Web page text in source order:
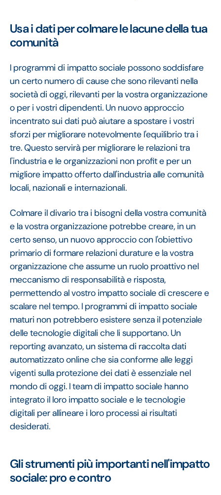
Usa i dati per colmare le lacune della tua
comunità
I programmi di impatto sociale possono soddisfare
un certo numero di cause che sono rilevanti nella
società di oggi, rilevanti per la vostra organizzazione
o per i vostri dipendenti. Un nuovo approccio
incentrato sui dati può aiutare a spostare i vostri
sforzi per migliorare notevolmente l'equilibrio tra i
tre. Questo servirà per migliorare le relazioni tra
l'industria e le organizzazioni non profit e per un
migliore impatto offerto dall'industria alle comunità
locali, nazionali e internazionali.
Colmare il divario tra i bisogni della vostra comunità
e la vostra organizzazione potrebbe creare, in un
certo senso, un nuovo approccio con l'obiettivo
primario di formare relazioni durature e la vostra
organizzazione che assume un ruolo proattivo nel
meccanismo di responsabilità e risposta,
permettendo al vostro impatto sociale di crescere e
scalare nel tempo. I programmi di impatto sociale
maturi non potrebbero esistere senza il potenziale
delle tecnologie digitali che li supportano. Un
reporting avanzato, un sistema di raccolta dati
automatizzato online che sia conforme alle leggi
vigenti sulla protezione dei dati è essenziale nel
mondo di oggi. I team di impatto sociale hanno
integrato il loro impatto sociale e le tecnologie
digitali per allineare i loro processi ai risultati
desiderati.
Gli strumenti più importanti nell'impatto
sociale: pro e contro